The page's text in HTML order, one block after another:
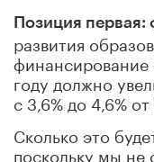
Позиция
развития
году должно
с 3,6% до 4,6%
Сколько это
поскольку мы не